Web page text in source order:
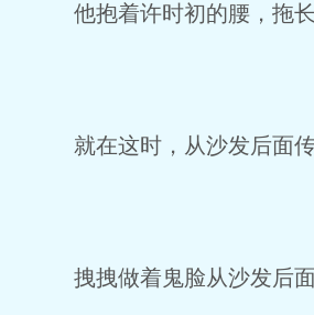
他抱着许时初的腰，拖
就在这时，从沙发后面
拽拽做着鬼脸从沙发后